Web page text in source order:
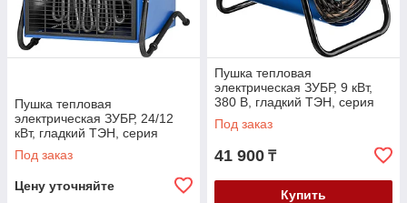
Пушка тепловая
электрическая ЗУБР, 24/12
кВт, гладкий ТЭН, серия
"Профессионал"
(ЗТПЭ-24000-Ф_М2)
Под заказ
Цену уточняйте
Пушка тепловая
электрическая ЗУБР, 9 кВт,
380 В, гладкий ТЭН, серия
"Профессионал" (ЗТП-9)
Под заказ
41 900 ₸
Купить